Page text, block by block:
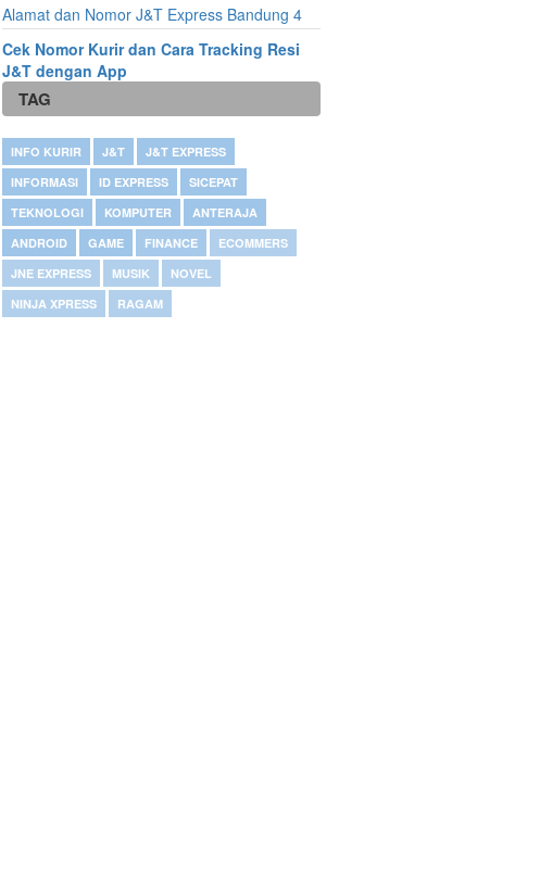
Alamat dan Nomor J&T Express Bandung 4
Cek Nomor Kurir dan Cara Tracking Resi
J&T dengan App
TAG
INFO KURIR J&T
J&T EXPRESS
INFORMASI
ID EXPRESS
SICEPAT
TEKNOLOGI
KOMPUTER
ANTERAJA
ANDROID
GAME FINANCE
ECOMMERS
JNE EXPRESS
MUSIK
NOVEL
NINJA XPRESS
RAGAM